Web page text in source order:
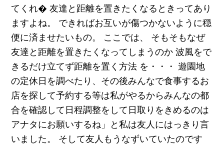
てくれ� 友達と距離を置きたくなるときってあり
ますよね。 できればお互いが傷つかないように穏
便に済ませたいもの。 ここでは、 そもそもなぜ
友達と距離を置きたくなってしまうのか 波風をで
きるだけ立てず距離を置く方法 を・・・ 遊園地
の定休日を調べたり、その後みんなで食事するお
店を探して予約する等は私がやるからみんなの都
合を確認して日程調整をして日取りをきめるのは
アナタにお願いするね」と私は友人にはっきり言
いました。 そして友人もうなずいていたのです